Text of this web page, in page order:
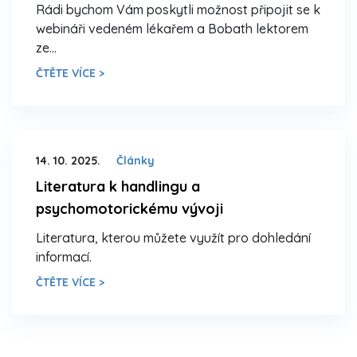
Rádi bychom Vám poskytli možnost připojit se k
webináři vedeném lékařem a Bobath lektorem
ze…
ČTĚTE VÍCE >
14. 10. 2025. Články
Literatura k handlingu a
psychomotorickému vývoji
Literatura, kterou můžete využít pro dohledání
informací.
ČTĚTE VÍCE >